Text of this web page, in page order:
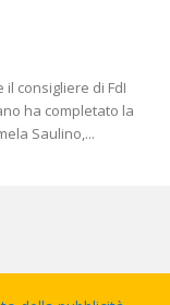
consigliere di FdI
ha completato la
Saulino,...